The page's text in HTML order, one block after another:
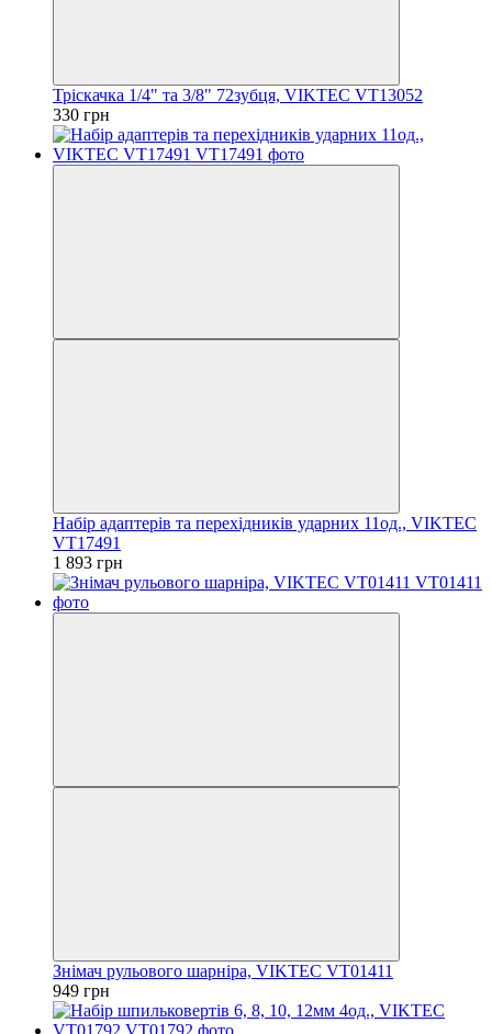
Тріскачка 1/4" та 3/8" 72зубця, VIKTEC VT13052
330 грн
Набір адаптерів та перехідників ударних 11од., VIKTEC
VT17491
1 893 грн
Знімач рульового шарніра, VIKTEC VT01411
949 грн